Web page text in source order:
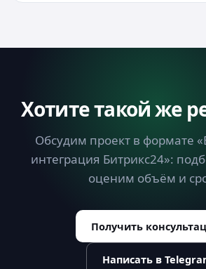
Хотите такой же
Обсудим проект в формате
интеграция Битрикс24»:
оценим объём и
Получить
Написать в